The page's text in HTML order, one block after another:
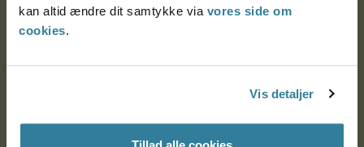
kan altid ændre dit samtykke via vores side om
cookies.
Vis detaljer